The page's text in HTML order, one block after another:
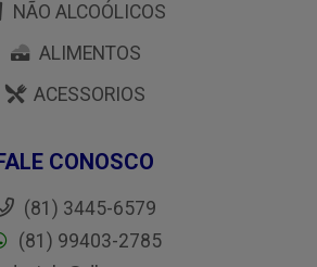
NÃO ALCOÓLICOS
ALIMENTOS
ACESSORIOS
CONOSCO
(81) 3445-6579
(81) 99403-2785